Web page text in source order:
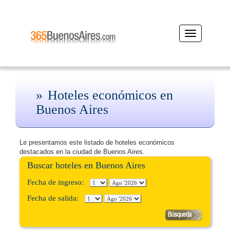
Desplegar
navegación
Hoteles económicos en
Buenos Aires
Le presentamos este listado de hoteles económicos
destacados en la ciudad de Buenos Aires.
Buscar hoteles en Buenos Aires
Fecha de ingreso:
Fecha de salida: